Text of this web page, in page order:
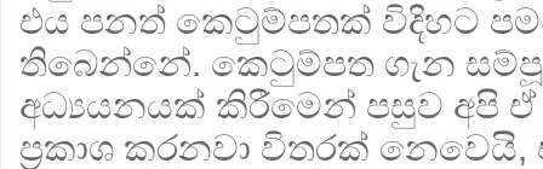
එය පනත් කෙටුම්පතක් විදිහට
තිබෙන්නේ. කෙටුම්පත ගැන
අධ්‍යයනයක් කිරීමෙන් පසුව අපි ඒ
ප්‍රකාශ කරනවා විතරක් නෙවෙයි,